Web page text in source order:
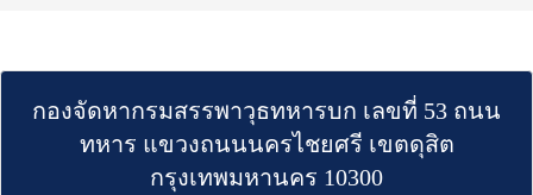
กองจัดหากรมสรรพาวุธทหารบก เลขที่ 53 ถนน
ทหาร แขวงถนนนครไชยศรี เขตดุสิต
กรุงเทพมหานคร 10300